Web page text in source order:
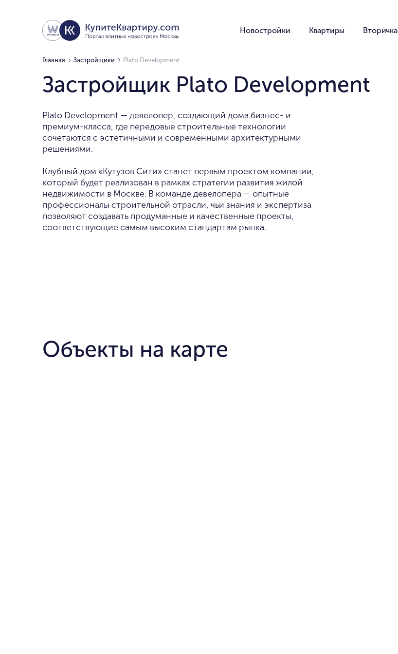
Новостройки Квартиры Вторичка
Главная Застройщики Plato Development
Застройщик Plato Development
Plato Development — девелопер, создающий дома бизнес- и
премиум-класса, где передовые строительные технологии
сочетаются с эстетичными и современными архитектурными
решениями.
Клубный дом «Кутузов Сити» станет первым проектом компании,
который будет реализован в рамках стратегии развития жилой
недвижимости в Москве. В команде девелопера — опытные
профессионалы строительной отрасли, чьи знания и экспертиза
позволяют создавать продуманные и качественные проекты,
соответствующие самым высоким стандартам рынка.
Объекты на карте